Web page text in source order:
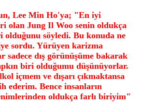
Lee Min Ho'ya; "En iyi
olan Jung Il Woo senin oldukça
olduğunu söyledi. Bu konuda ne
sordu. Yürüyen karizma
sadece dış görünüşüme bakarak
biri olduğumu düşünüyorlar.
içmem ve dışarı çıkmaktansa
ederim. Bence insanların
oldukça farlı biriyim"